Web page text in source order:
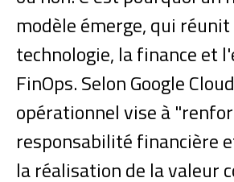
modèle émerge, qui
technologie, la finance et
FinOps. Selon Google
opérationnel vise à
responsabilité financière
la réalisation de la valeur